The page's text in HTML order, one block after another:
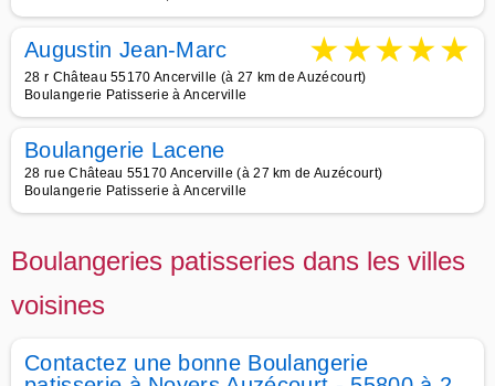
Augustin Jean-Marc ★★★★★
28 r Château 55170 Ancerville (à 27 km de Auzécourt)
Boulangerie Patisserie à Ancerville
Boulangerie Lacene
28 rue Château 55170 Ancerville (à 27 km de Auzécourt)
Boulangerie Patisserie à Ancerville
Boulangeries patisseries dans les villes
voisines
Contactez une bonne Boulangerie